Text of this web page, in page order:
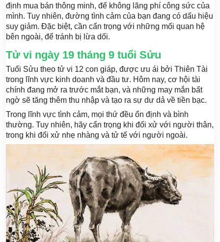
định mua bán thông minh, để không lãng phí công sức của
mình. Tuy nhiên, đường tình cảm của bạn đang có dấu hiệu
suy giảm. Đặc biệt, cần cẩn trọng với những mối quan hệ
bên ngoài, để tránh bị lừa dối.
Tử vi ngày 19 tháng 9 tuổi Sửu
Tuổi Sửu theo tử vi 12 con giáp, được ưu ái bởi Thiên Tài
trong lĩnh vực kinh doanh và đầu tư. Hôm nay, cơ hội tài
chính đang mở ra trước mắt bạn, và những may mắn bất
ngờ sẽ tăng thêm thu nhập và tạo ra sự dư dả về tiền bạc.
Trong lĩnh vực tình cảm, mọi thứ đều ổn định và bình
thường. Tuy nhiên, hãy cẩn trọng khi đối xử với người thân,
trong khi đối xử nhẹ nhàng và tử tế với người ngoài.